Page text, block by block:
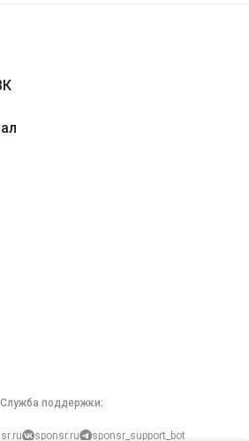
Служба поддержки:
sponsr.ru sponsr_support_bot